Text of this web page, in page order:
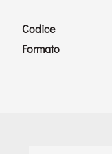
Codice
Formato